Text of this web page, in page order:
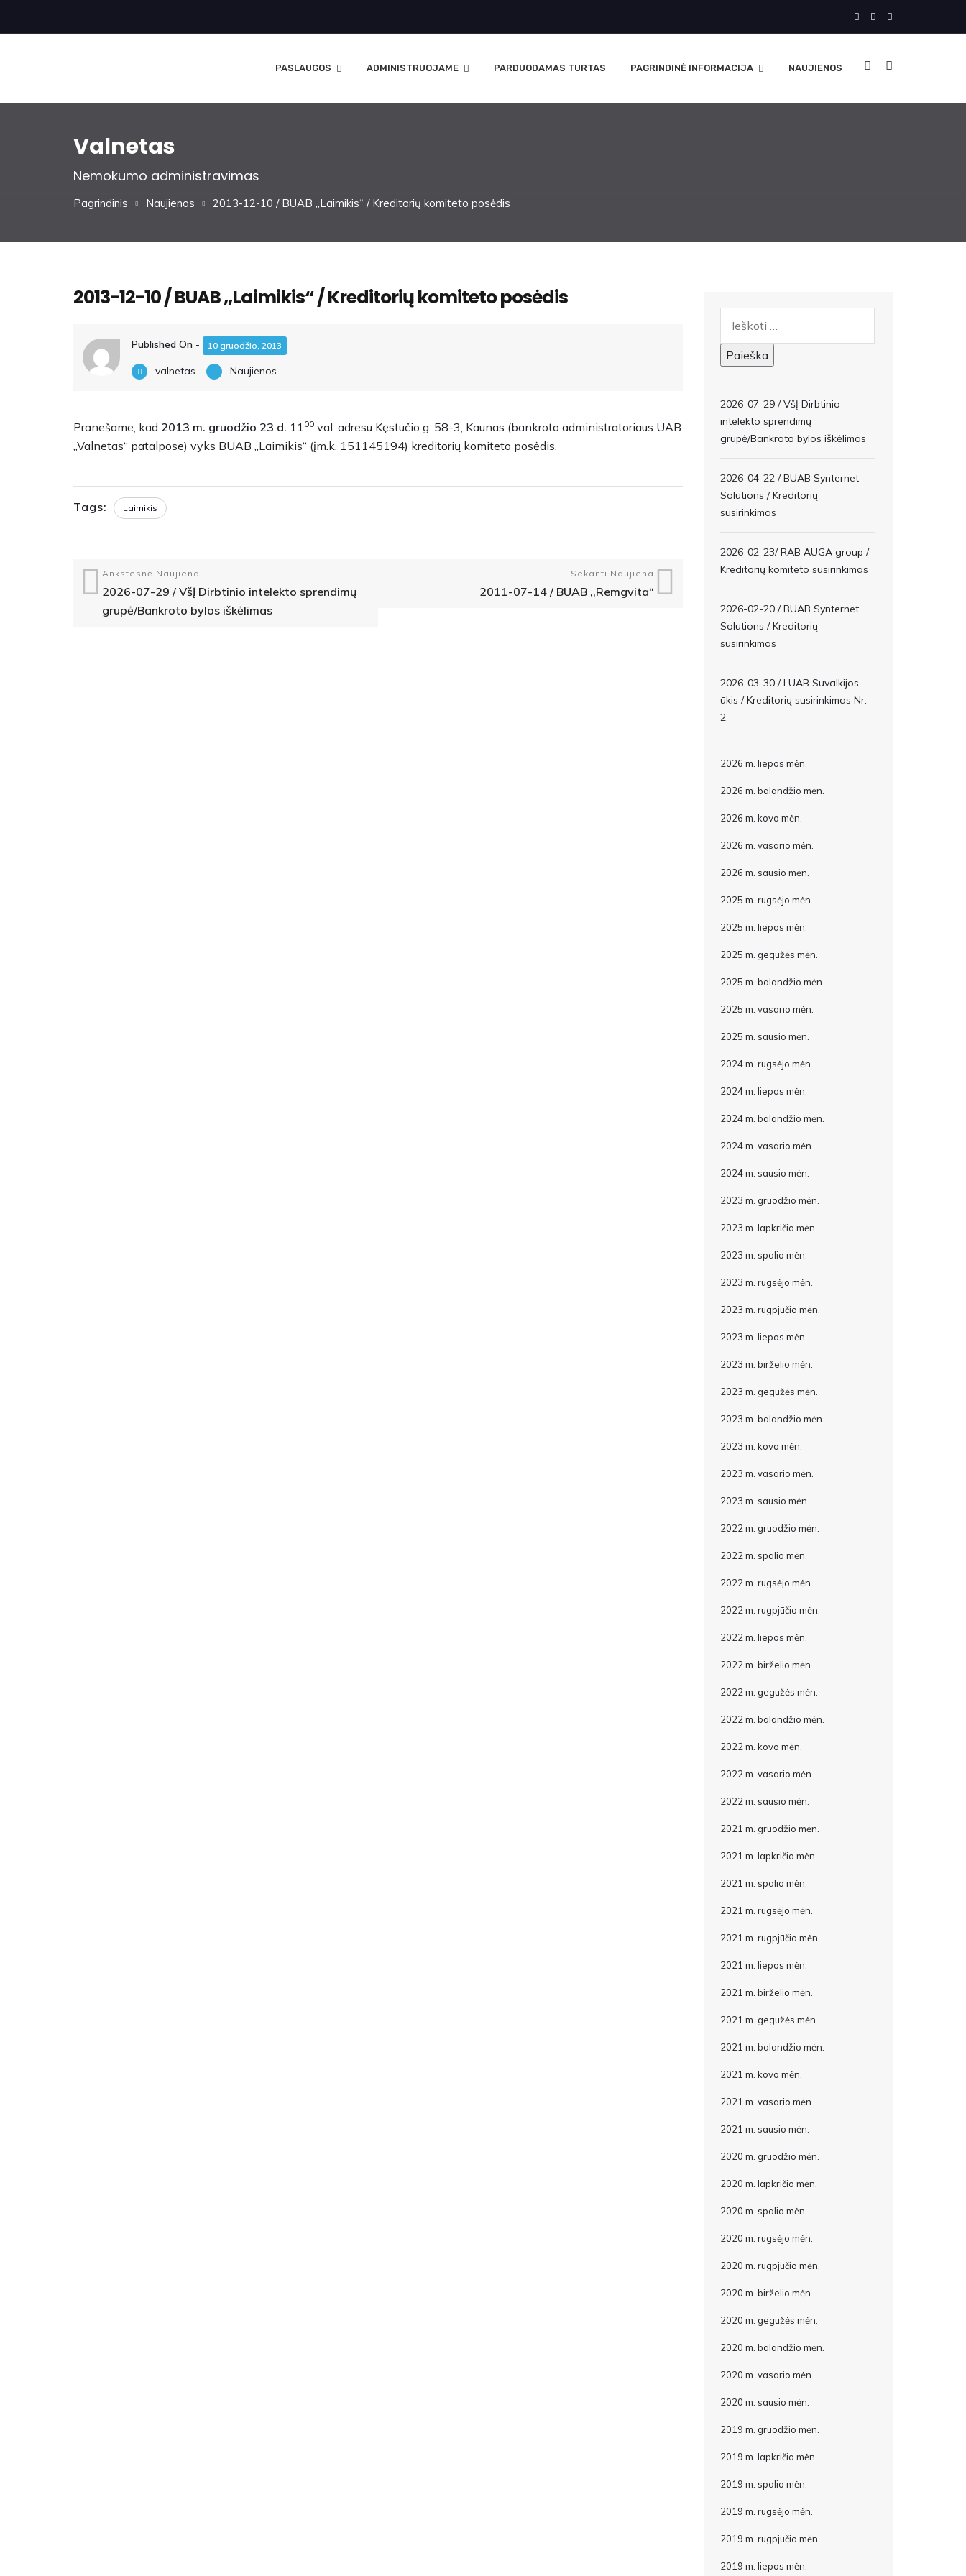
PASLAUGOS ADMINISTRUOJAME PARDUODAMAS TURTAS PAGRINDINĖ INFORMACIJA NAUJIENOS
Valnetas
Nemokumo administravimas
Pagrindinis Naujienos 2013-12-10 / BUAB ,,Laimikis“ / Kreditorių komiteto posėdis
2013-12-10 / BUAB ,,Laimikis“ / Kreditorių komiteto posėdis
Published On - 10 gruodžio, 2013
valnetas Naujienos
Pranešame, kad 2013 m. gruodžio 23 d. 11 00 val. adresu Kęstučio g. 58-3, Kaunas (bankroto administratoriaus UAB
„Valnetas“ patalpose) vyks BUAB ,,Laimikis“ (įm.k. 151145194) kreditorių komiteto posėdis.
Tags: Laimikis
Ankstesnė Naujiena
2026-07-29 / VšĮ Dirbtinio intelekto sprendimų
grupė/Bankroto bylos iškėlimas
Sekanti Naujiena
2011-07-14 / BUAB ,,Remgvita“
2026-07-29 / VšĮ Dirbtinio
intelekto sprendimų
grupė/Bankroto bylos iškėlimas
2026-04-22 / BUAB Synternet
Solutions / Kreditorių
susirinkimas
2026-02-23/ RAB AUGA group /
Kreditorių komiteto susirinkimas
2026-02-20 / BUAB Synternet
Solutions / Kreditorių
susirinkimas
2026-03-30 / LUAB Suvalkijos
ūkis / Kreditorių susirinkimas Nr.
2
2026 m. liepos mėn.
2026 m. balandžio mėn.
2026 m. kovo mėn.
2026 m. vasario mėn.
2026 m. sausio mėn.
2025 m. rugsėjo mėn.
2025 m. liepos mėn.
2025 m. gegužės mėn.
2025 m. balandžio mėn.
2025 m. vasario mėn.
2025 m. sausio mėn.
2024 m. rugsėjo mėn.
2024 m. liepos mėn.
2024 m. balandžio mėn.
2024 m. vasario mėn.
2024 m. sausio mėn.
2023 m. gruodžio mėn.
2023 m. lapkričio mėn.
2023 m. spalio mėn.
2023 m. rugsėjo mėn.
2023 m. rugpjūčio mėn.
2023 m. liepos mėn.
2023 m. birželio mėn.
2023 m. gegužės mėn.
2023 m. balandžio mėn.
2023 m. kovo mėn.
2023 m. vasario mėn.
2023 m. sausio mėn.
2022 m. gruodžio mėn.
2022 m. spalio mėn.
2022 m. rugsėjo mėn.
2022 m. rugpjūčio mėn.
2022 m. liepos mėn.
2022 m. birželio mėn.
2022 m. gegužės mėn.
2022 m. balandžio mėn.
2022 m. kovo mėn.
2022 m. vasario mėn.
2022 m. sausio mėn.
2021 m. gruodžio mėn.
2021 m. lapkričio mėn.
2021 m. spalio mėn.
2021 m. rugsėjo mėn.
2021 m. rugpjūčio mėn.
2021 m. liepos mėn.
2021 m. birželio mėn.
2021 m. gegužės mėn.
2021 m. balandžio mėn.
2021 m. kovo mėn.
2021 m. vasario mėn.
2021 m. sausio mėn.
2020 m. gruodžio mėn.
2020 m. lapkričio mėn.
2020 m. spalio mėn.
2020 m. rugsėjo mėn.
2020 m. rugpjūčio mėn.
2020 m. birželio mėn.
2020 m. gegužės mėn.
2020 m. balandžio mėn.
2020 m. vasario mėn.
2020 m. sausio mėn.
2019 m. gruodžio mėn.
2019 m. lapkričio mėn.
2019 m. spalio mėn.
2019 m. rugsėjo mėn.
2019 m. rugpjūčio mėn.
2019 m. liepos mėn.